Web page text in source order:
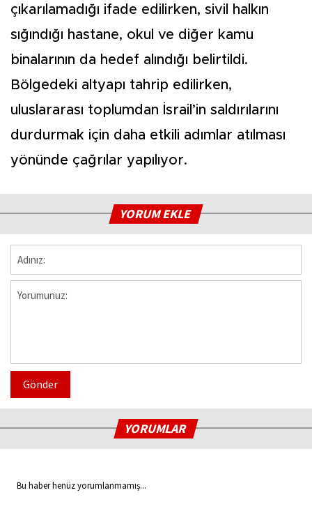
çıkarılamadığı ifade edilirken, sivil halkın
sığındığı hastane, okul ve diğer kamu
binalarının da hedef alındığı belirtildi.
Bölgedeki altyapı tahrip edilirken,
uluslararası toplumdan İsrail’in saldırılarını
durdurmak için daha etkili adımlar atılması
yönünde çağrılar yapılıyor.
YORUM EKLE
Gönder
YORUMLAR
Bu haber henüz yorumlanmamış...